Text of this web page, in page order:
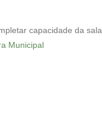
capacidade da sala.
Municipal